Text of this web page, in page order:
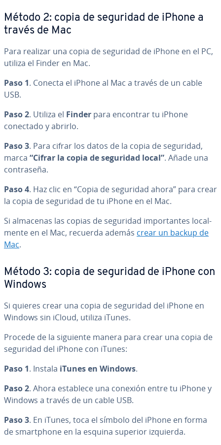
Método 2: copia de seguridad de iPhone a
través de Mac
Para realizar una copia de seguridad de iPhone en el PC,
utiliza el Finder en Mac.
Paso 1. Conecta el iPhone al Mac a través de un cable
USB.
Paso 2. Utiliza el Finder para encontrar tu iPhone
conectado y abrirlo.
Paso 3. Para cifrar los datos de la copia de seguridad,
marca “Cifrar la copia de seguridad local”. Añade una
co­n­tra­se­ña.
Paso 4. Haz clic en “Copia de seguridad ahora” para crear
la copia de seguridad de tu iPhone en el Mac.
Si almacenas las copias de seguridad im­po­r­ta­n­tes lo­ca­l­
me­n­te en el Mac, recuerda además crear un backup de
Mac.
Método 3: copia de seguridad de iPhone con
Windows
Si quieres crear una copia de seguridad del iPhone en
Windows sin iCloud, utiliza iTunes.
Procede de la siguiente manera para crear una copia de
seguridad del iPhone con iTunes:
Paso 1. Instala iTunes en Windows.
Paso 2. Ahora establece una conexión entre tu iPhone y
Windows a través de un cable USB.
Paso 3. En iTunes, toca el símbolo del iPhone en forma
de sma­r­t­pho­ne en la esquina superior izquierda.